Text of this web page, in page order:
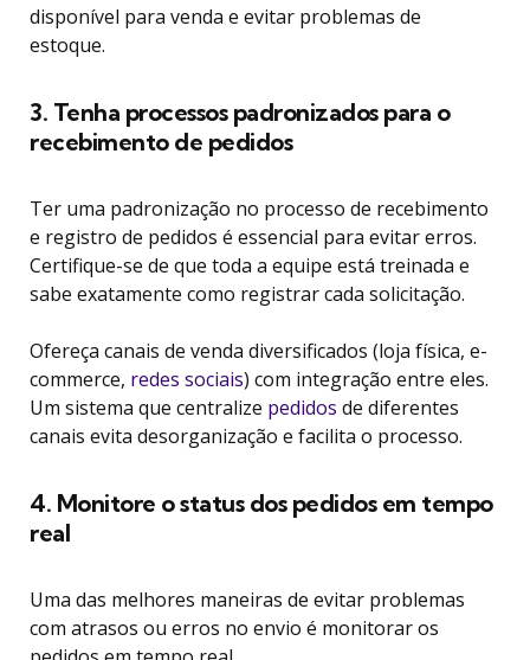
disponível para venda e evitar problemas de
estoque.
3. Tenha processos padronizados para o
recebimento de pedidos
Ter uma padronização no processo de recebimento
e registro de pedidos é essencial para evitar erros.
Certifique-se de que toda a equipe está treinada e
sabe exatamente como registrar cada solicitação.
Ofereça canais de venda diversificados (loja física, e-
commerce, redes sociais) com integração entre eles.
Um sistema que centralize pedidos de diferentes
canais evita desorganização e facilita o processo.
4. Monitore o status dos pedidos em tempo
real
Uma das melhores maneiras de evitar problemas
com atrasos ou erros no envio é monitorar os